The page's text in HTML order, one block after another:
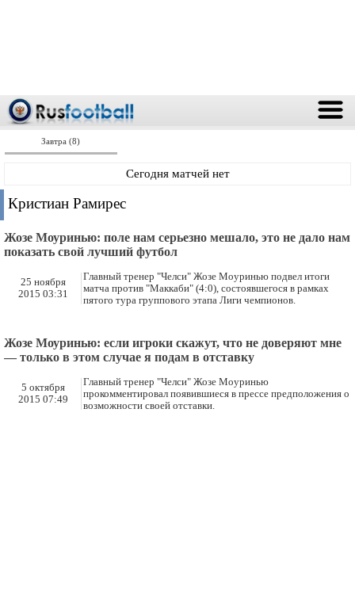
Завтра (8)
Сегодня матчей нет
Кристиан Рамирес
Жозе Моуринью: поле нам серьезно мешало, это не дало нам
показать свой лучший футбол
25 ноября
2015 03:31
Главный тренер "Челси" Жозе Моуринью подвел итоги
матча против "Маккаби" (4:0), состоявшегося в рамках
пятого тура группового этапа Лиги чемпионов.
Жозе Моуринью: если игроки скажут, что не доверяют мне
— только в этом случае я подам в отставку
5 октября
2015 07:49
Главный тренер "Челси" Жозе Моуринью
прокомментировал появившиеся в прессе предположения о
возможности своей отставки.